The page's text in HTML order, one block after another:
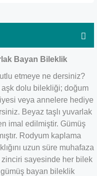
Bayan Bileklik
etmeye ne dersiniz?
aşk dolu bilekliği; doğum
veya annelere hediye
Beyaz taşlı yuvarlak
imal edilmiştir. Gümüş
Rodyum kaplama
uzun süre muhafaza
sayesinde her bilek
gümüş bayan bileklik